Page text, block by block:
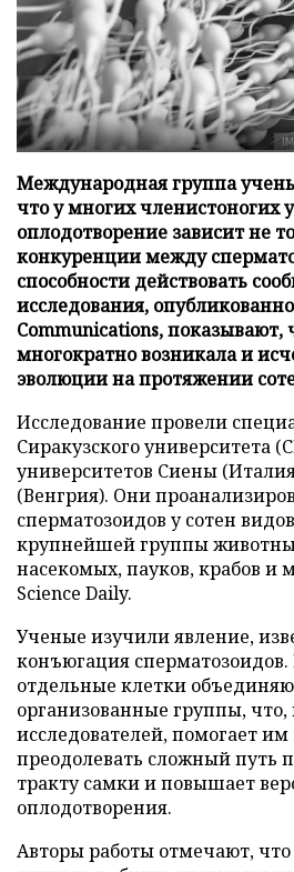
Международная группа
что у многих членистоногих
оплодотворение зависит не
конкуренции между
способности действовать
исследования,
Communications, показывают,
многократно возникала и
эволюции на протяжении
Исследование провели
Сиракузского университета
университетов Сиены
(Венгрия). Они
сперматозоидов у сотен
крупнейшей группы
насекомых, пауков, крабов и
Science Daily.
Ученые изучили явление,
конъюгация сперматозоидов.
отдельные клетки
организованные группы,
исследователей, помогает
преодолевать сложный путь
тракту самки и повышает
оплодотворения.
Авторы работы отмечают,